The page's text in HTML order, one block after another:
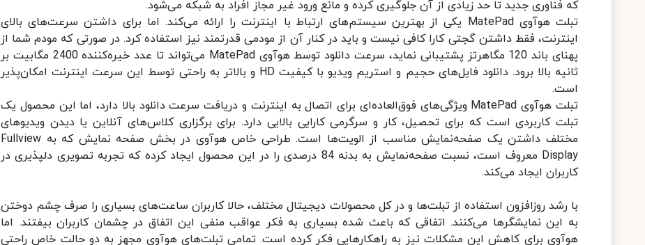
که فناوری جدید تا حد زیادی از آن جلوگیری کرده و مانع ورود غیر مجاز افراد به شبکه می‌شود.
تبلت هوآوی MatePad یکی از بهترین سیستم‌های ارتباط با اینترنت را ارائه می‌کند. اما برای داشتن سرعت‌های بالای
اینترنت، فقط داشتن گجتی کارا کافی نیست و باید در کنار آن از مودمی قدرتمند نیز استفاده کرد. در صورتی که مودم شما از
پهنای باند 120 مگاهرتز پشتیبانی نماید، سرعت دانلود توسط هوآوی MatePad می‌تواند تا عدد خیره‌کننده 2400 مگابیت بر
ثانیه بالا برود. دانلود فایل‌های حجیم و استریم ویدیو با کیفیت HD و بالاتر به راحتی توسط این سرعت اینترنت امکان‌پذیر
است.
تبلت هوآوی MatePad ویژگی‌های فوق‌العاده‌ای برای اتصال به اینترنت و دریافت سرعت دانلود بالا دارد، اما این محصول یک
تبلت کاربردی است که برای تحصیل، کار و سرگرمی کارایی بالایی دارد. برای برگزاری کلاس‌های آنلاین یا دیدن ویدیو‌های
مختلف داشتن یک صفحه‌نمایش مناسب از الویت‌ها است. طراحی خاص هوآوی در بخش صفحه نمایش که به Fullview
Display معروف است، نسبت صفحه‌نمایش به بدنه 84 درصدی را در این محصول ایجاد کرده که تجربه‌ تصویری دلپذیری در
کاربران ایجاد می‌کند.
با رشد روزافزون استفاده از تبلت‌ها و در کل محصولات دیجیتال مختلف، حالا کاربران ساعت‌های بسیاری را صرف چشم دوختن
به این نمایشگرها می‌کنند. اتفاقی که باعث شده بسیاری به فکر عواقب منفی این اتفاق در چشمان کاربران بیفتند. اما
هوآوی برای کاهش این مشکلات نیز به راهکارهایی فکر کرده است. تمامی تبلت‌های هوآوی مجهز به دو حالت خاص راحتی